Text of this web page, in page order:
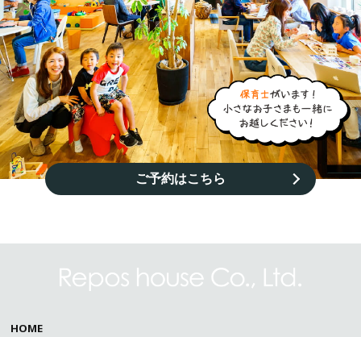
ご予約はこちら
HOME